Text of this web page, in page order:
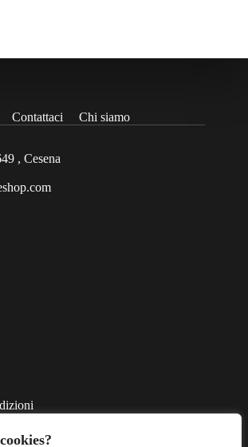
Contattaci
Chi siamo
, Cesena